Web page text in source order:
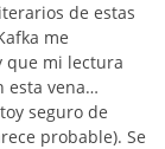
de estas
me
que mi lectura
esta vena…
seguro de
probable). Se